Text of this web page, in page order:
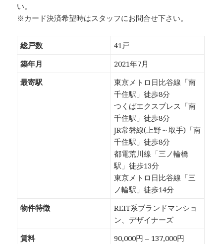
い。
※カード決済希望時はスタッフにお問合せ下さい。
総戸数
41戸
築年月
2021年7月
最寄駅
東京メトロ日比谷線「南
千住駅」徒歩8分
つくばエクスプレス「南
千住駅」徒歩8分
JR常磐線(上野～取手)「南
千住駅」徒歩8分
都電荒川線「三ノ輪橋
駅」徒歩13分
東京メトロ日比谷線「三
ノ輪駅」徒歩14分
物件特徴
REIT系ブランドマンショ
ン、デザイナーズ
賃料
90,000円 – 137,000円